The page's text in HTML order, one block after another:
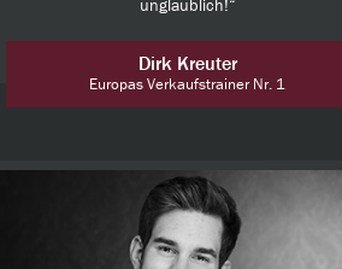
unglaublich!“
Dirk Kreuter
Europas Verkaufstrainer Nr. 1